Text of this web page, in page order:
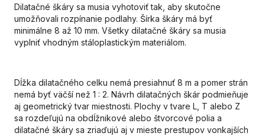
Dilatačné škáry sa musia vyhotoviť tak, aby skutočne
umožňovali rozpínanie podlahy. Šírka škáry má byť
minimálne 8 až 10 mm. Všetky dilatačné škáry sa musia
vyplniť vhodným stáloplastickým materiálom.
Dĺžka dilatačného celku nemá presiahnuť 8 m a pomer strán
nemá byť väčší než 1 : 2. Návrh dilatačných škár podmieňuje
aj geometrický tvar miestnosti. Plochy v tvare L, T alebo Z
sa rozdeľujú na obdĺžnikové alebo štvorcové polia a
dilatačné škáry sa zriaďujú aj v mieste prestupov vonkajších